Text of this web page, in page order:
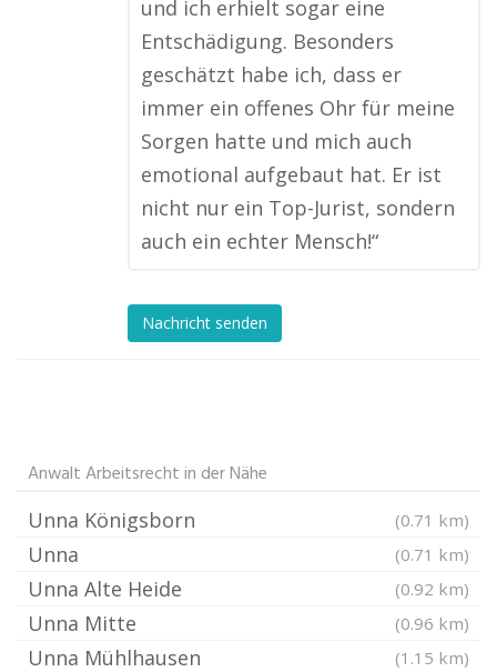
und ich erhielt sogar eine
Entschädigung. Besonders
geschätzt habe ich, dass er
immer ein offenes Ohr für meine
Sorgen hatte und mich auch
emotional aufgebaut hat. Er ist
nicht nur ein Top-Jurist, sondern
auch ein echter Mensch!“
Nachricht senden
Anwalt Arbeitsrecht in der Nähe
Unna Königsborn (0.71 km)
Unna (0.71 km)
Unna Alte Heide (0.92 km)
Unna Mitte (0.96 km)
Unna Mühlhausen (1.15 km)